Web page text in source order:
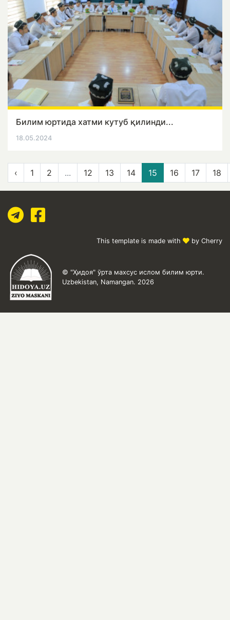
Билим юртида хатми кутуб қилинди...
18.05.2024
‹ 1 2 ... 12 13 14 15 16 17 18
This template is made with by Cherry
© "Ҳидоя" ўрта махсус ислом билим юрти.
Uzbekistan, Namangan. 2026